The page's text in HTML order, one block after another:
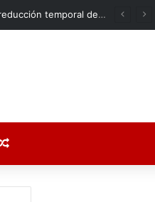
Nahle aclara ajuste en participaciones federales: Veracruz registra reducción temporal de 1,500 mdp, no de 7 mil
Publicación al azar